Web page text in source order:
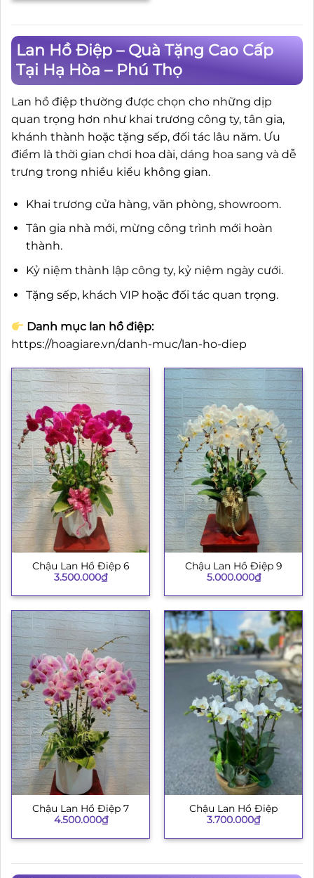
Lan Hồ Điệp – Quà Tặng Cao Cấp
Tại Hạ Hòa – Phú Thọ
Lan hồ điệp thường được chọn cho những dịp
quan trọng hơn như khai trương công ty, tân gia,
khánh thành hoặc tặng sếp, đối tác lâu năm. Ưu
điểm là thời gian chơi hoa dài, dáng hoa sang và dễ
trưng trong nhiều kiểu không gian.
Khai trương cửa hàng, văn phòng, showroom.
Tân gia nhà mới, mừng công trình mới hoàn
thành.
Kỷ niệm thành lập công ty, kỷ niệm ngày cưới.
Tặng sếp, khách VIP hoặc đối tác quan trọng.
Danh mục lan hồ điệp:
https://hoagiare.vn/danh-muc/lan-ho-diep
Chậu Lan Hồ Điệp 6
3.500.000₫
Chậu Lan Hồ Điệp 9
5.000.000₫
Chậu Lan Hồ Điệp 7
4.500.000₫
Chậu Lan Hồ Điệp
3.700.000₫